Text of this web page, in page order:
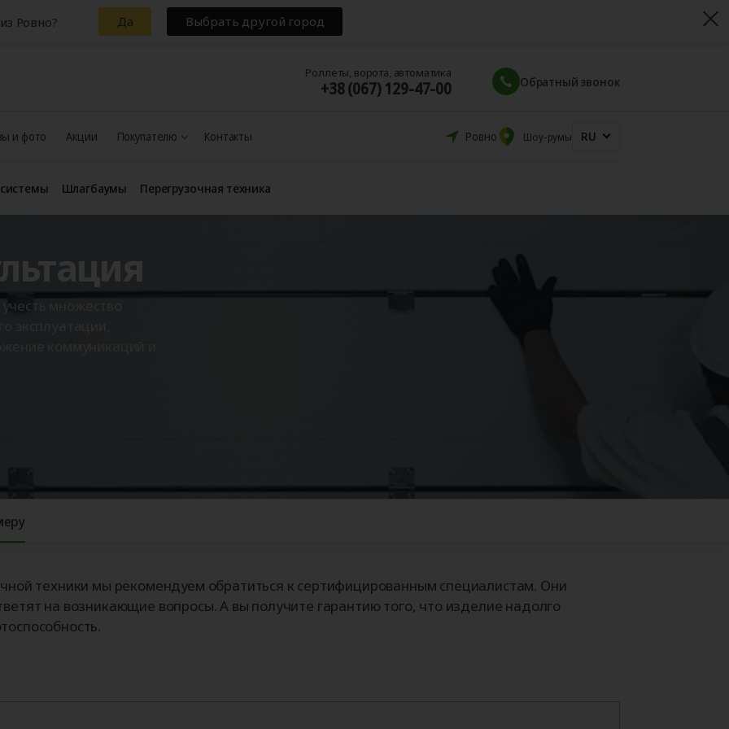
Роллеты, ворота, автоматика
+38 (067) 129-47-00 Обратный звонок
и фото Акции Покупателю Контакты Ровно Шоу-румы RU
Шлагбаумы Перегрузочная техника
множество
эксплуатации,
коммуникаций и
техники мы рекомендуем обратиться к сертифицированным специалистам. Они
на возникающие вопросы. А вы получите гарантию того, что изделие надолго
Ровно? Да Выбрать другой город